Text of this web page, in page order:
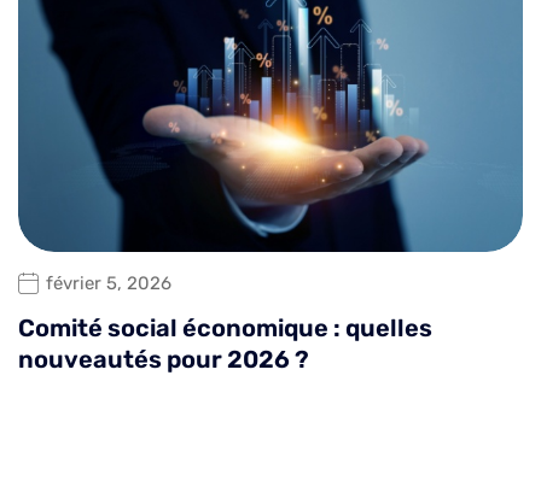
février 5, 2026
Comité social économique : quelles
nouveautés pour 2026 ?